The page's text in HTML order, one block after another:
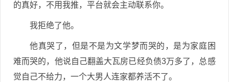
的真好，不用我推，平台就会主动联系你。
我拒绝了他。
他真哭了，但是不是为文学梦而哭的，是为家庭困
难而哭的，他说自己翻盖大瓦房已经负债3万多了，总感
觉自己不给力，一个大男人连家都养活不了。